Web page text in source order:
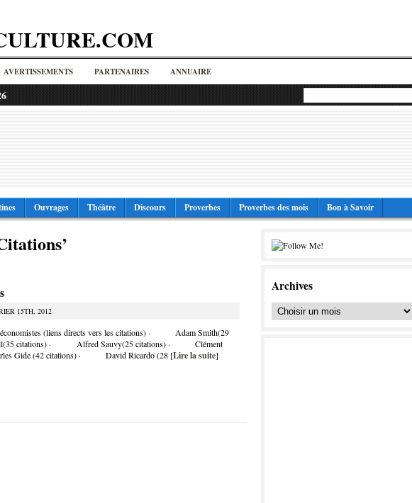
AVERTISSEMENTS PARTENAIRES ANNUAIRE
Ouvrages Théâtre Discours Proverbes Proverbes des mois Bon à Savoir
15TH, 2012
économistes (liens directs vers les citations) · Adam Smith(29
citations) · Alfred Sauvy(25 citations) · Clément
Gide (42 citations) · David Ricardo (28 [Lire la suite]
Archives